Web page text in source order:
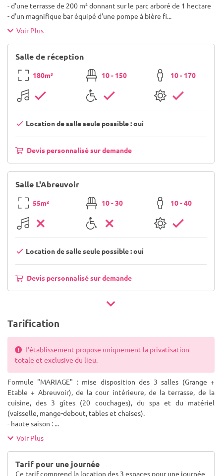
- d'une terrasse de 200 m² donnant sur le parc arboré de 1 hectare
- d'un magnifique bar équipé d'une pompe à bière fi...
Voir Plus
Salle de réception
180m² 10 - 150 10 - 170
Location de salle seule possible : oui
Devis personnalisé sur demande
Salle L'Abreuvoir
55m² 10 - 30 10 - 40
Location de salle seule possible : oui
Devis personnalisé sur demande
Tarification
L'établissement propose uniquement la privatisation
totale et exclusive du lieu.
Formule "MARIAGE" : mise disposition des 3 salles (Grange +
Etable + Abreuvoir), de la cour intérieure, de la terrasse, de la
cuisine, des 3 gîtes (20 couchages), du spa et du matériel
(vaisselle, mange-debout, tables et chaises).
- haute saison : ...
Voir Plus
Tarif pour une journée
Ce tarif comprend la location des 3 espaces pour une journée